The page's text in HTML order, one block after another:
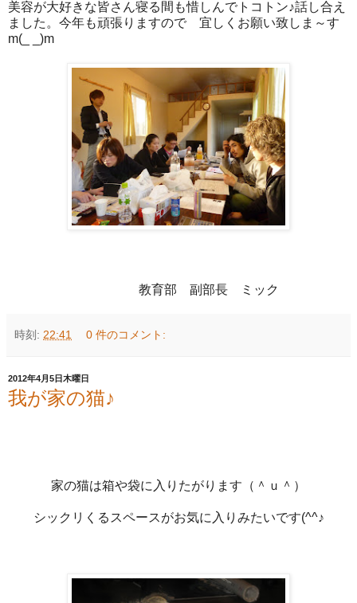
美容が大好きな皆さん寝る間も惜しんでトコトン♪話し合え
ました。今年も頑張りますので 宜しくお願い致しま～す
m(_ _)m
教育部 副部長 ミック
時刻: 22:41 0 件のコメント:
2012年4月5日木曜日
我が家の猫♪
家の猫は箱や袋に入りたがります（＾ｕ＾）
シックリくるスペースがお気に入りみたいです(^^♪